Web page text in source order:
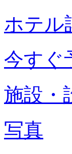
ホテル
今すぐ
施設・
写真